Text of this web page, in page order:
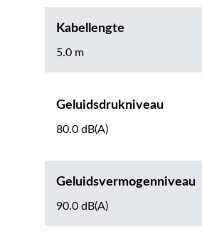
Kabellengte
5.0 m
Geluidsdrukniveau
80.0 dB(A)
Geluidsvermogenniveau
90.0 dB(A)